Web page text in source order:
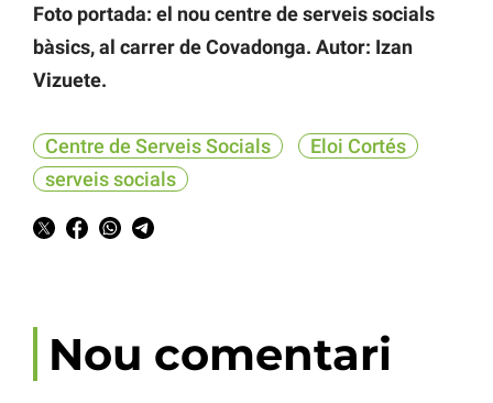
Foto portada: el nou centre de serveis socials
bàsics, al carrer de Covadonga. Autor: Izan
Vizuete.
Centre de Serveis Socials
Eloi Cortés
serveis socials
Nou comentari